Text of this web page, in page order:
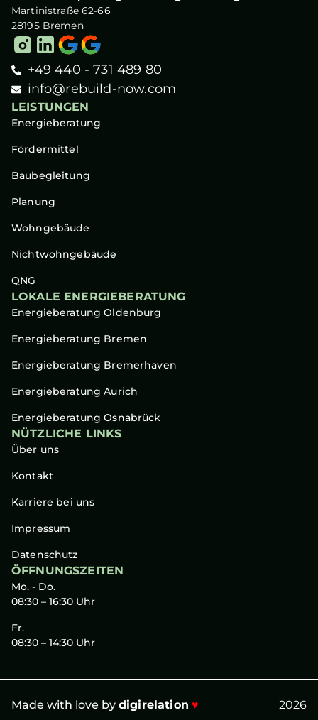
Martinistraße 62-66
28195 Bremen
+49 440 - 731 489 80
info@rebuild-now.com
LEISTUNGEN
Energieberatung
Fördermittel
Baubegleitung
Planung
Wohngebäude
Nichtwohngebäude
QNG
LOKALE ENERGIEBERATUNG
Energieberatung Oldenburg
Energieberatung Bremen
Energieberatung Bremerhaven
Energieberatung Aurich
Energieberatung Osnabrück
NÜTZLICHE LINKS
Über uns
Kontakt
Karriere bei uns
Impressum
Datenschutz
ÖFFNUNGSZEITEN
Mo. - Do.
08:30 – 16:30 Uhr
Fr.
08:30 – 14:30 Uhr
Made with love by digirelation ♥ 2026